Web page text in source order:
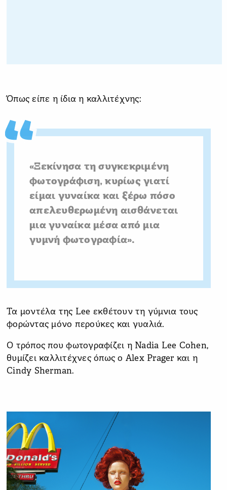
Όπως είπε η ίδια η καλλιτέχνης:
«Ξεκίνησα τη συγκεκριμένη
φωτογράφιση, κυρίως γιατί
είμαι γυναίκα και ξέρω πόσο
απελευθερωμένη αισθάνεται
μια γυναίκα μέσα από μια
γυμνή φωτογραφία».
Τα μοντέλα της Lee εκθέτουν τη γύμνια τους
φορώντας μόνο περούκες και γυαλιά.
Ο τρόπος που φωτογραφίζει η Nadia Lee Cohen,
θυμίζει καλλιτέχνες όπως ο Alex Prager και η
Cindy Sherman.